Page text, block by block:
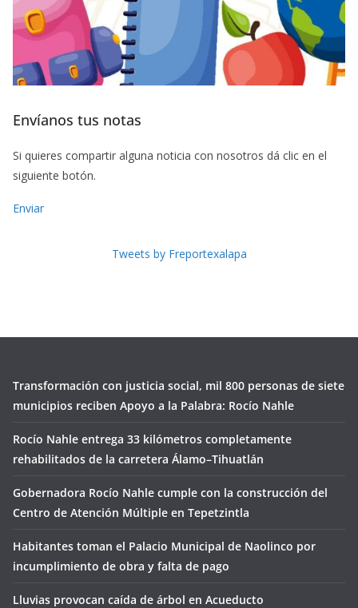
Envíanos tus notas
Si quieres compartir alguna noticia con nosotros dá clic en el
siguiente botón.
Enviar
Tweets by Freportexalapa
Transformación con justicia social, mil 800 personas de siete
municipios reciben Apoyo a la Palabra: Rocío Nahle
Rocío Nahle entrega 33 kilómetros completamente
rehabilitados de la carretera Álamo–Tihuatlán
Gobernadora Rocío Nahle cumple con la construcción del
Centro de Atención Múltiple en Tepetzintla
Habitantes toman el Palacio Municipal de Naolinco por
incumplimiento de obra y falta de pago
Lluvias provocan caída de árbol en Acueducto